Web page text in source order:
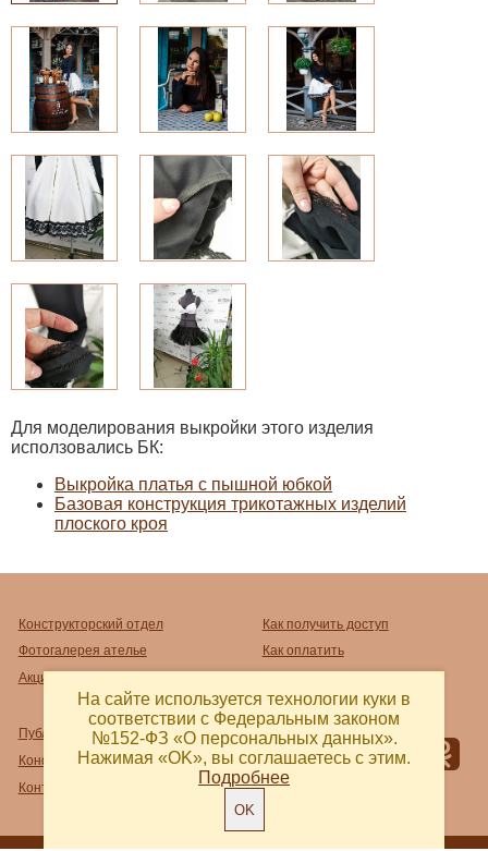
Для моделирования выкройки этого изделия
исползовались БК:
Выкройка платья с пышной юбкой
Базовая конструкция трикотажных изделий
плоского кроя
Конструкторский отдел
Фотогалерея ателье
Акции
Как получить доступ
Как оплатить
Публичный договор-оферта
Конфиденциальность
Контакты и реквизиты
На сайте используется технологии куки в
соответствии с Федеральным законом
№152-ФЗ «О персональных данных».
Нажимая «OK», вы соглашаетесь с этим.
Подробнее
OK